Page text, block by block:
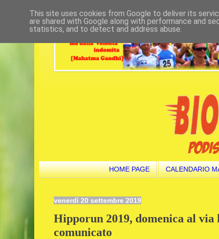
HOME PAGE CALENDARIO
venerdì 20 settembre 2019
Hipporun 2019, domenica al
comunicato
This site uses cookies from Google to deliver its
are shared with Google along with performance and
statistics, and to detect and address abuse.